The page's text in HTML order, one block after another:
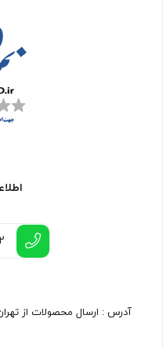
آدرس : ارسال محصولات از